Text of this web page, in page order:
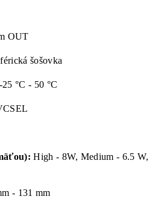
OUT
šošovka
-25 °C - 50 °C
High - 8W, Medium - 6.5 W,
- 131 mm